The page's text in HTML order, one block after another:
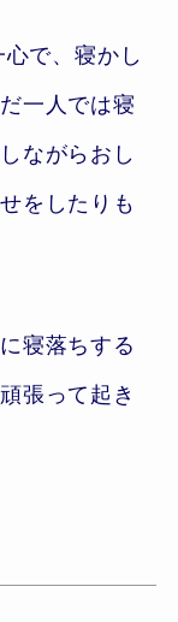
で、寝かし
一人では寝
ながらおし
をしたりも
寝落ちする
張って起き